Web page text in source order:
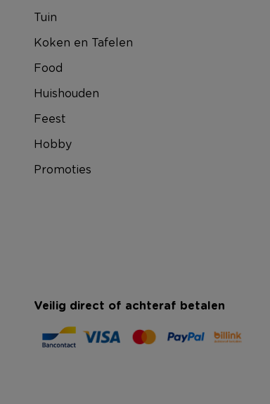
Tuin
Koken en Tafelen
Food
Huishouden
Feest
Hobby
Promoties
Veilig direct of achteraf betalen